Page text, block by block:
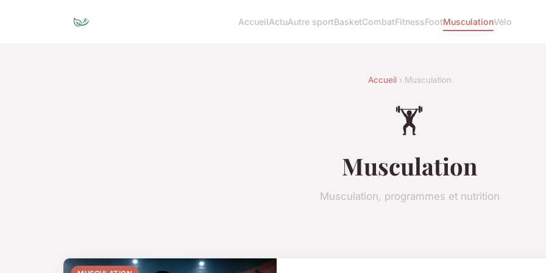
AccueilActuAutre sportBasketCombatFitnessFootMusculationVélo
Accueil› Musculation
🏋️
Musculation
Musculation, programmes et nutrition